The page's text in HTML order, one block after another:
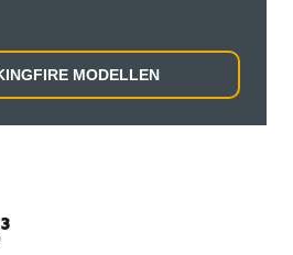
MODELLEN